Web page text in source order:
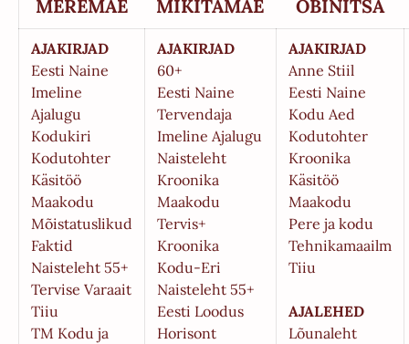
MEREMÄE MIKITAMÄE OBINITSA
AJAKIRJAD
Eesti Naine
Imeline
Ajalugu
Kodukiri
Kodutohter
Käsitöö
Maakodu
Mõistatuslikud
Faktid
Naisteleht 55+
Tervise Varaait
Tiiu
TM Kodu ja
AJAKIRJAD
60+
Eesti Naine
Tervendaja
Imeline Ajalugu
Naisteleht
Kroonika
Maakodu
Tervis+
Kroonika
Kodu-Eri
Naisteleht 55+
Eesti Loodus
Horisont
AJAKIRJAD
Anne Stiil
Eesti Naine
Kodu Aed
Kodutohter
Kroonika
Käsitöö
Maakodu
Pere ja kodu
Tehnikamaailm
Tiiu
AJALEHED
Lõunaleht